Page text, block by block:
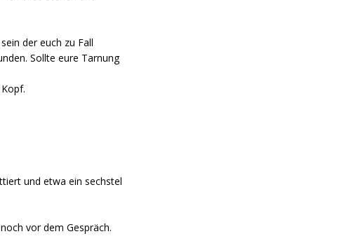
der euch zu Fall
Sollte eure Tarnung
und etwa ein sechstel
vor dem Gespräch.